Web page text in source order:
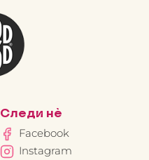
Следи нè
Facebook
Instagram